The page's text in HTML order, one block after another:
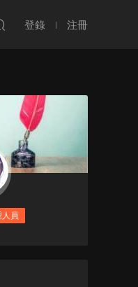
登錄 注冊
員